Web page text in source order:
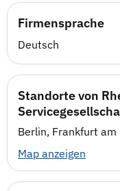
Firmensprache
Deutsch
Standorte von
Berlin, Frankfurt am
Map anzeigen